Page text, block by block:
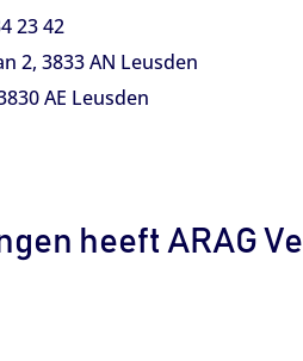
23 42
2, 3833 AN Leusden
AE Leusden
heeft ARAG